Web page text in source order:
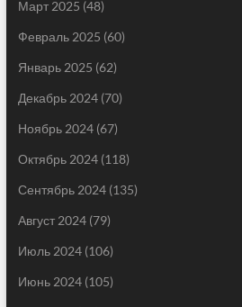
Март 2025 (48)
Февраль 2025 (60)
Январь 2025 (62)
Декабрь 2024(70)
Ноябрь 2024(67)
Октябрь 2024(118)
Сентябрь 2024(135)
Август 2024(79)
Июль 2024(106)
Июнь 2024(105)